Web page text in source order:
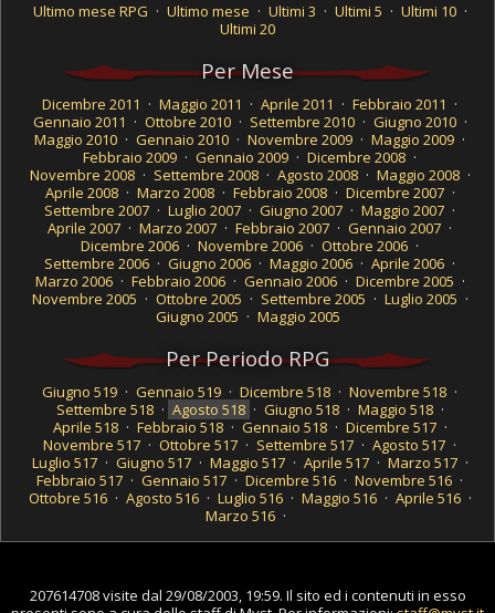
Ultimo mese RPG · Ultimo mese · Ultimi 3 · Ultimi 5 · Ultimi 10 ·
Ultimi 20
Per Mese
Dicembre 2011 · Maggio 2011 · Aprile 2011 · Febbraio 2011 ·
Gennaio 2011 · Ottobre 2010 · Settembre 2010 · Giugno 2010 ·
Maggio 2010 · Gennaio 2010 · Novembre 2009 · Maggio 2009 ·
Febbraio 2009 · Gennaio 2009 · Dicembre 2008 ·
Novembre 2008 · Settembre 2008 · Agosto 2008 · Maggio 2008 ·
Aprile 2008 · Marzo 2008 · Febbraio 2008 · Dicembre 2007 ·
Settembre 2007 · Luglio 2007 · Giugno 2007 · Maggio 2007 ·
Aprile 2007 · Marzo 2007 · Febbraio 2007 · Gennaio 2007 ·
Dicembre 2006 · Novembre 2006 · Ottobre 2006 ·
Settembre 2006 · Giugno 2006 · Maggio 2006 · Aprile 2006 ·
Marzo 2006 · Febbraio 2006 · Gennaio 2006 · Dicembre 2005 ·
Novembre 2005 · Ottobre 2005 · Settembre 2005 · Luglio 2005 ·
Giugno 2005 · Maggio 2005
Per Periodo RPG
Giugno 519 · Gennaio 519 · Dicembre 518 · Novembre 518 ·
Settembre 518 · Agosto 518 · Giugno 518 · Maggio 518 ·
Aprile 518 · Febbraio 518 · Gennaio 518 · Dicembre 517 ·
Novembre 517 · Ottobre 517 · Settembre 517 · Agosto 517 ·
Luglio 517 · Giugno 517 · Maggio 517 · Aprile 517 · Marzo 517 ·
Febbraio 517 · Gennaio 517 · Dicembre 516 · Novembre 516 ·
Ottobre 516 · Agosto 516 · Luglio 516 · Maggio 516 · Aprile 516 ·
Marzo 516 ·
207614708 visite dal 29/08/2003, 19:59. Il sito ed i contenuti in esso